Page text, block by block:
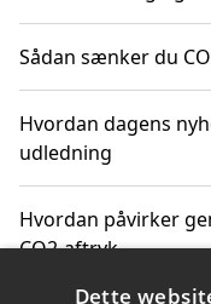
Sådan sænker du
Hvordan dagens
udledning
Hvordan påvirker
CO2-aftryk
Dette